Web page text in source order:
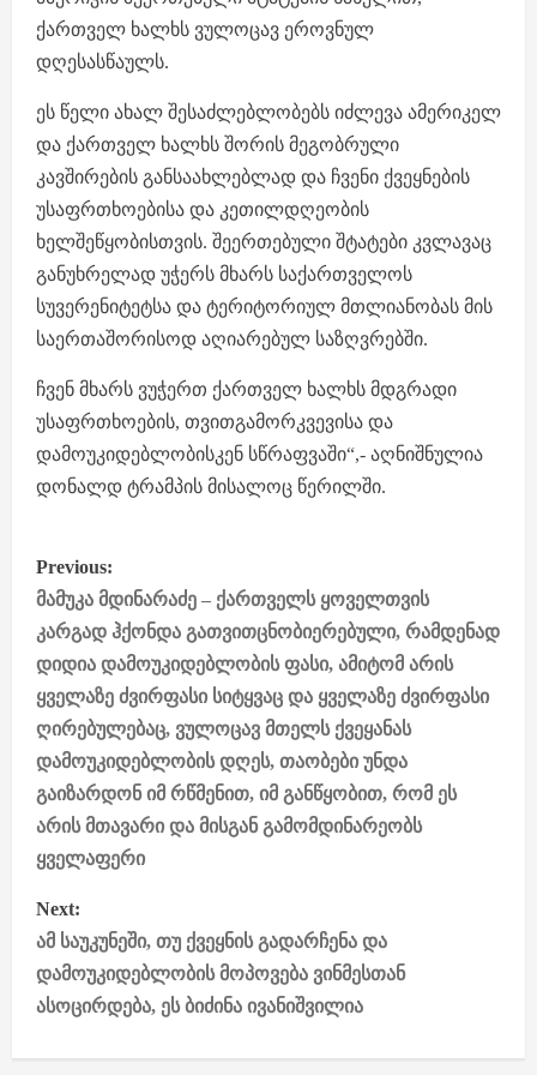
ქართველ ხალხს ვულოცავ ეროვნულ
დღესასწაულს.
ეს წელი ახალ შესაძლებლობებს იძლევა ამერიკელ
და ქართველ ხალხს შორის მეგობრული
კავშირების განსაახლებლად და ჩვენი ქვეყნების
უსაფრთხოებისა და კეთილდღეობის
ხელშეწყობისთვის. შეერთებული შტატები კვლავაც
განუხრელად უჭერს მხარს საქართველოს
სუვერენიტეტსა და ტერიტორიულ მთლიანობას მის
საერთაშორისოდ აღიარებულ საზღვრებში.
ჩვენ მხარს ვუჭერთ ქართველ ხალხს მდგრადი
უსაფრთხოების, თვითგამორკვევისა და
დამოუკიდებლობისკენ სწრაფვაში“,- აღნიშნულია
დონალდ ტრამპის მისალოც წერილში.
P
o
s
t
n
a
v
i
g
a
t
Previous:
მამუკა მდინარაძე – ქართველს ყოველთვის
კარგად ჰქონდა გათვითცნობიერებული, რამდენად
დიდია დამოუკიდებლობის ფასი, ამიტომ არის
ყველაზე ძვირფასი სიტყვაც და ყველაზე ძვირფასი
ღირებულებაც, ვულოცავ მთელს ქვეყანას
დამოუკიდებლობის დღეს, თაობები უნდა
გაიზარდონ იმ რწმენით, იმ განწყობით, რომ ეს
არის მთავარი და მისგან გამომდინარეობს
ყველაფერი
Next:
ამ საუკუნეში, თუ ქვეყნის გადარჩენა და
დამოუკიდებლობის მოპოვება ვინმესთან
ასოცირდება, ეს ბიძინა ივანიშვილია